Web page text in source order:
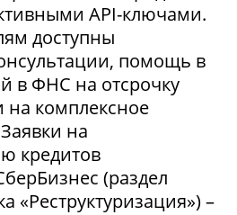
API-ключами.
доступны
помощь в
в ФНС на отсрочку
на комплексное
на
кредитов
(раздел
«Реструктуризация») –